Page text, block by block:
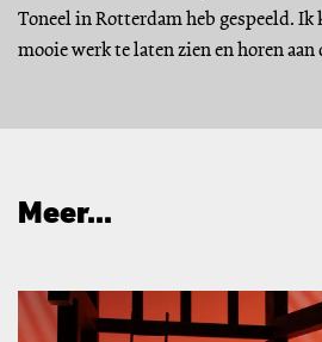
Toneel in Rotterdam heb gespeeld.
mooie werk te laten zien en horen aan
Meer...